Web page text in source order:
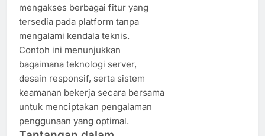
mengakses berbagai fitur yang
tersedia pada platform tanpa
mengalami kendala teknis.
Contoh ini menunjukkan
bagaimana teknologi server,
desain responsif, serta sistem
keamanan bekerja secara bersama
untuk menciptakan pengalaman
penggunaan yang optimal.